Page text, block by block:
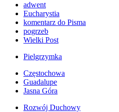
adwent
Eucharystia
komentarz do Pisma
pogrzeb
Wielki Post
Pielgrzymka
Częstochowa
Guadalupe
Jasna Góra
Rozwój Duchowy